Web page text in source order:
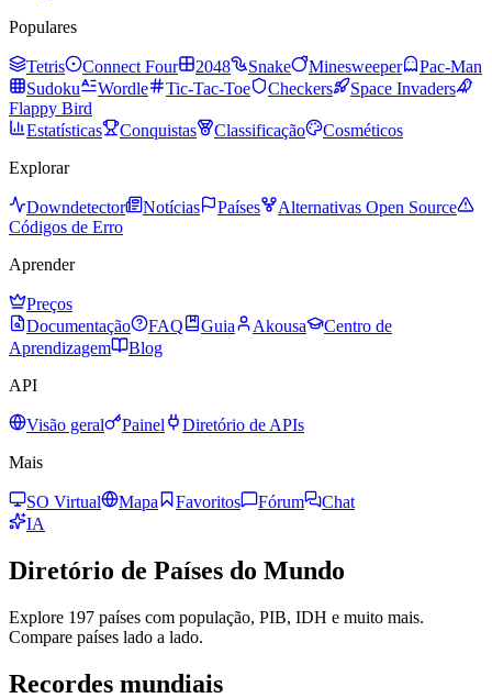
Populares
Tetris Connect Four 2048 Snake Minesweeper
Pac-Man
Sudoku
Wordle Tic-Tac-Toe Checkers
Space Invaders
Flappy Bird
Estatísticas
Conquistas Classificação
Cosméticos
Explorar
Downdetector Notícias Países
Alternativas Open Source
Códigos de Erro
Aprender
Preços
Documentação
FAQ Guia Akousa
Centro de
Aprendizagem
Blog
API
Visão geral Painel
Diretório de APIs
Mais
SO Virtual Mapa Favoritos Fórum
Chat
IA
Diretório de Países do Mundo
Explore 197 países com população, PIB, IDH e muito mais.
Compare países lado a lado.
Recordes mundiais